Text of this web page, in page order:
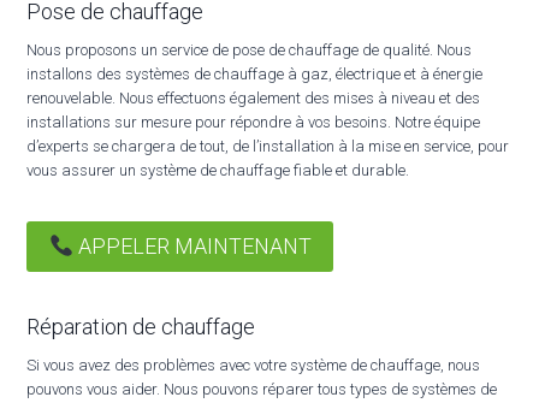
Pose de chauffage
Nous proposons un service de pose de chauffage de qualité. Nous
installons des systèmes de chauffage à gaz, électrique et à énergie
renouvelable. Nous effectuons également des mises à niveau et des
installations sur mesure pour répondre à vos besoins. Notre équipe
d’experts se chargera de tout, de l’installation à la mise en service, pour
vous assurer un système de chauffage fiable et durable.
APPELER MAINTENANT
Réparation de chauffage
Si vous avez des problèmes avec votre système de chauffage, nous
pouvons vous aider. Nous pouvons réparer tous types de systèmes de